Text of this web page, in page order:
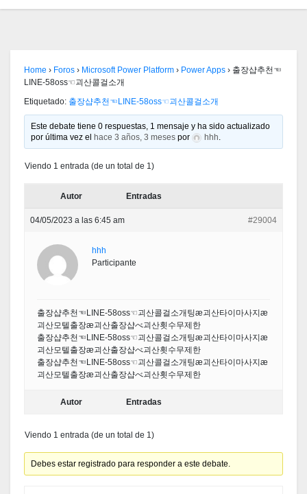
Home › Foros › Microsoft Power Platform › Power Apps › 출장샵추천☜
LINE-58oss☜괴산콜걸소개
Etiquetado: 출장샵추천☜LINE-58oss☜괴산콜걸소개
Este debate tiene 0 respuestas, 1 mensaje y ha sido actualizado
por última vez el
hace 3 años, 3 meses por hhh.
Viendo 1 entrada (de un total de 1)
Autor Entradas
04/05/2023 a las 6:45 am #29004
hhh
Participante
출장샵추천☜LINE-58oss☜괴산콜걸소개팅æ괴산타이마사지æ
괴산모텔출장æ괴산출장샵べ괴산횟수무제한
출장샵추천☜LINE-58oss☜괴산콜걸소개팅æ괴산타이마사지æ
괴산모텔출장æ괴산출장샵べ괴산횟수무제한
출장샵추천☜LINE-58oss☜괴산콜걸소개팅æ괴산타이마사지æ
괴산모텔출장æ괴산출장샵べ괴산횟수무제한
Autor Entradas
Viendo 1 entrada (de un total de 1)
Debes estar registrado para responder a este debate.